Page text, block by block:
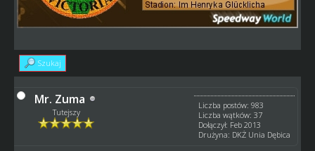
Szukaj
Mr. Zuma
Tutejszy
Liczba postów: 983
Liczba wątków: 37
Dołączył: Feb 2013
Drużyna: DKŻ Unia Dębica